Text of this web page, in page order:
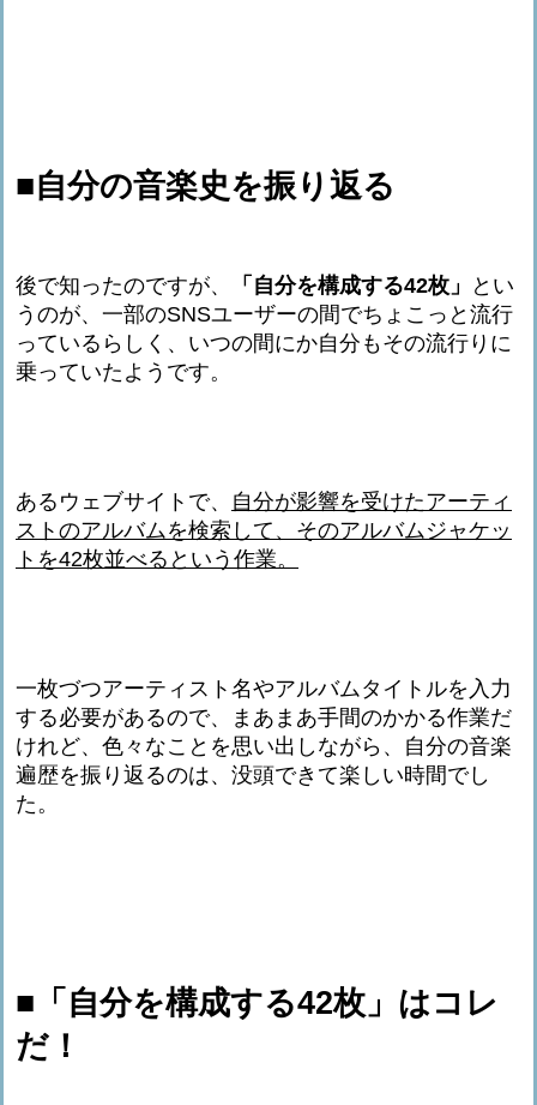
■自分の音楽史を振り返る
後で知ったのですが、 「自分を構成する42枚」
とい
うのが、一部のSNSユーザーの間でちょこっと流行
っているらしく、いつの間にか自分もその流行りに
乗っていたようです。
あるウェブサイトで、 自分が影響を受けたアーティ
ストのアルバムを検索して、そのアルバムジャケッ
トを42枚並べるという作業。
一枚づつアーティスト名やアルバムタイトルを入力
する必要があるので、まあまあ手間のかかる作業だ
けれど、色々なことを思い出しながら、自分の音楽
遍歴を振り返るのは、没頭できて楽しい時間でし
た。
■「自分を構成する42枚」はコレ
だ！